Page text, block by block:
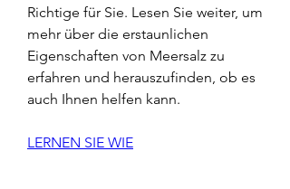
Richtige für Sie. Lesen Sie weiter, um
mehr über die erstaunlichen
Eigenschaften von Meersalz zu
erfahren und herauszufinden, ob es
auch Ihnen helfen kann.
LERNEN SIE WIE